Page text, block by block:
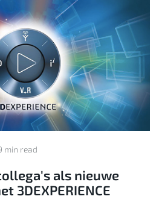
min read
als nieuwe
3DEXPERIENCE